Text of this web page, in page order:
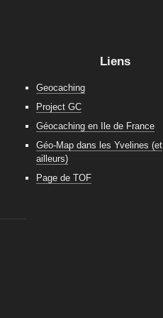
Liens
Geocaching
Project GC
Géocaching en Ile de France
Géo-Map dans les Yvelines (et
ailleurs)
Page de TOF